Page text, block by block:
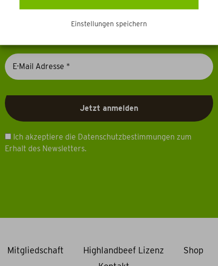
Einstellungen speichern
Ich akzeptiere die Datenschutzbestimmungen zum
Erhalt des Newsletters.
Mitgliedschaft Highlandbeef Lizenz
Shop